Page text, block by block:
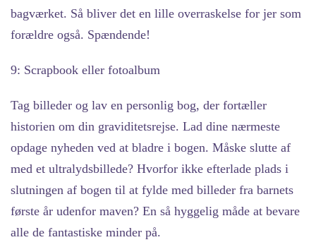
bagværket. Så bliver det en lille overraskelse for jer som
forældre også. Spændende!
9: Scrapbook eller fotoalbum
Tag billeder og lav en personlig bog, der fortæller
historien om din graviditetsrejse. Lad dine nærmeste
opdage nyheden ved at bladre i bogen. Måske slutte af
med et ultralydsbillede? Hvorfor ikke efterlade plads i
slutningen af bogen til at fylde med billeder fra barnets
første år udenfor maven? En så hyggelig måde at bevare
alle de fantastiske minder på.